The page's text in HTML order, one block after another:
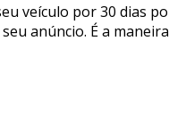
veículo por 30 dias
anúncio. É a